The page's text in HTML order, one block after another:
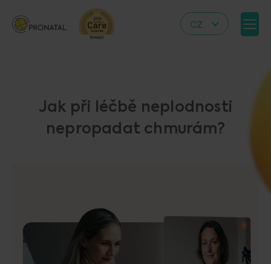
CZ
RS
HR
VN
Jak při léčbě neplodnosti
nepropadat chmurám?